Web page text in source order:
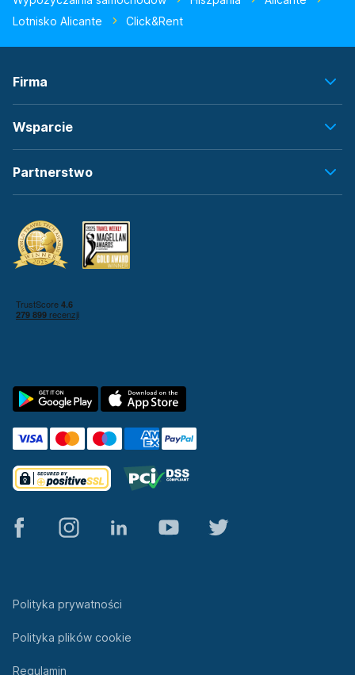
Lotnisko Alicante
Click&Rent
Firma
Wsparcie
Partnerstwo